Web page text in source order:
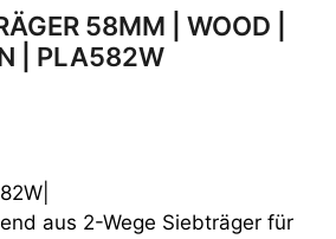
58MM | WOOD |
| PLA582W
aus 2-Wege Siebträger für